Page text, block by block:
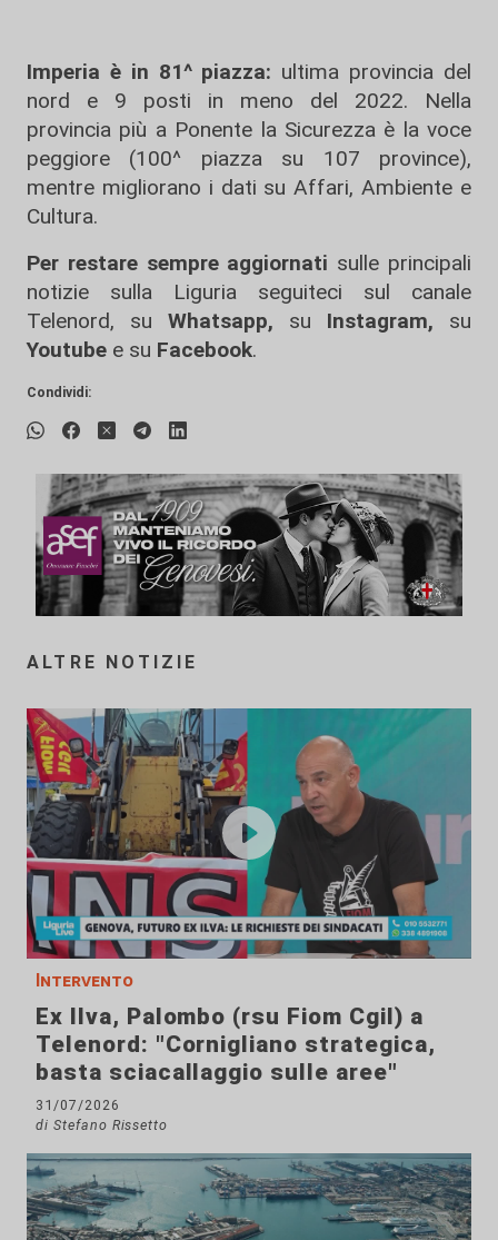
Imperia è in 81^ piazza: ultima provincia del
nord e 9 posti in meno del 2022. Nella
provincia più a Ponente la Sicurezza è la voce
peggiore (100^ piazza su 107 province),
mentre migliorano i dati su Affari, Ambiente e
Cultura.
Per restare sempre aggiornati sulle principali
notizie sulla Liguria seguiteci sul canale
Telenord, su
Whatsapp, su Instagram, su
Youtube e su Facebook.
Condividi:
ALTRE NOTIZIE
Intervento
Ex Ilva, Palombo (rsu Fiom Cgil) a
Telenord: "Cornigliano strategica,
basta sciacallaggio sulle aree"
31/07/2026
di Stefano Rissetto